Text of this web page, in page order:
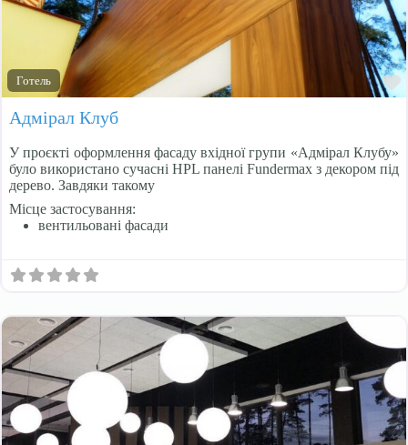
ТРЦ
Готель
Адмірал Клуб
У проєкті оформлення фасаду вхідної групи «Адмірал Клубу»
було використано сучасні HPL панелі Fundermax з декором під
дерево. Завдяки такому
Місце застосування:
вентильовані фасади